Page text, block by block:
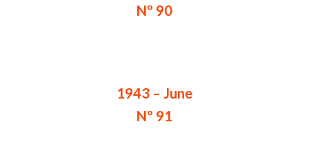
Nº 90
1943 – June
Nº 91